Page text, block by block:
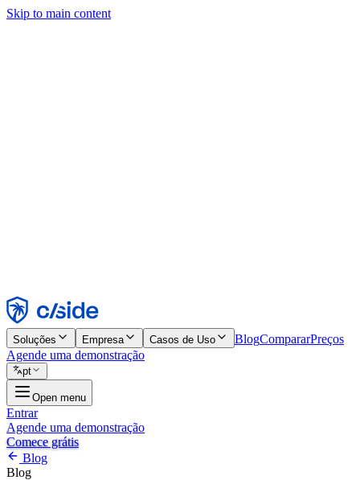
Skip to main content
Rejeitar
Soluções Empresa Casos de Uso BlogCompararPreços
Agende uma demonstração
pt
Open menu
Entrar
Agende uma demonstração
Comece grátis
Blog
Blog